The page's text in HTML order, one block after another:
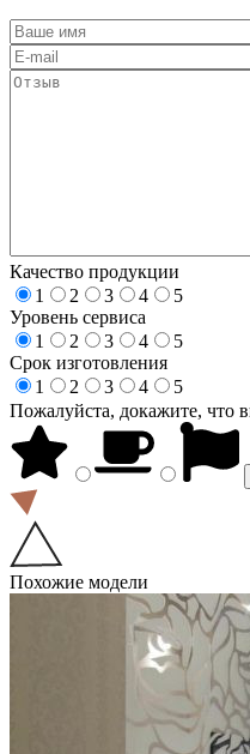
Качество продукции
1
2 3 4
5
Уровень сервиса
1
2 3 4
5
Срок изготовления
1
2 3 4
5
Пожалуйста, докажите, что
Похожие модели